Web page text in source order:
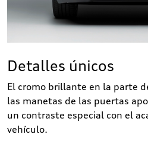
Detalles únicos
El cromo brillante en la parte
las manetas de las puertas
un contraste especial con el
vehículo.